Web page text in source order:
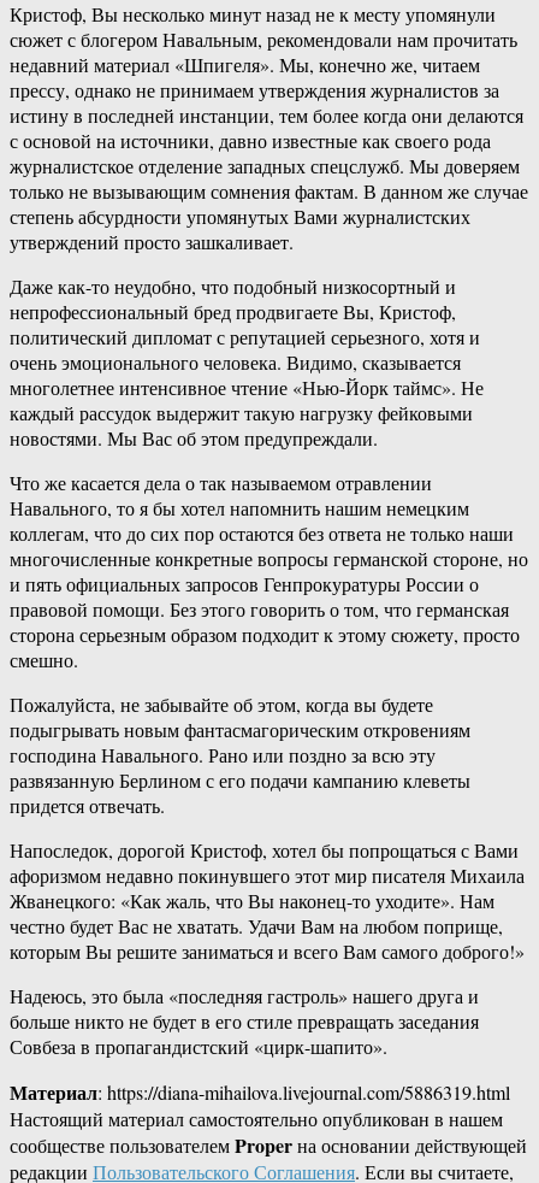
Кристоф, Вы несколько минут назад не к месту упомянули
сюжет с блогером Навальным, рекомендовали нам прочитать
недавний материал «Шпигеля». Мы, конечно же, читаем
прессу, однако не принимаем утверждения журналистов за
истину в последней инстанции, тем более когда они делаются
с основой на источники, давно известные как своего рода
журналистское отделение западных спецслужб. Мы доверяем
только не вызывающим сомнения фактам. В данном же случае
степень абсурдности упомянутых Вами журналистских
утверждений просто зашкаливает.
Даже как-то неудобно, что подобный низкосортный и
непрофессиональный бред продвигаете Вы, Кристоф,
политический дипломат с репутацией серьезного, хотя и
очень эмоционального человека. Видимо, сказывается
многолетнее интенсивное чтение «Нью-Йорк таймс». Не
каждый рассудок выдержит такую нагрузку фейковыми
новостями. Мы Вас об этом предупреждали.
Что же касается дела о так называемом отравлении
Навального, то я бы хотел напомнить нашим немецким
коллегам, что до сих пор остаются без ответа не только наши
многочисленные конкретные вопросы германской стороне, но
и пять официальных запросов Генпрокуратуры России о
правовой помощи. Без этого говорить о том, что германская
сторона серьезным образом подходит к этому сюжету, просто
смешно.
Пожалуйста, не забывайте об этом, когда вы будете
подыгрывать новым фантасмагорическим откровениям
господина Навального. Рано или поздно за всю эту
развязанную Берлином с его подачи кампанию клеветы
придется отвечать.
Напоследок, дорогой Кристоф, хотел бы попрощаться с Вами
афоризмом недавно покинувшего этот мир писателя Михаила
Жванецкого: «Как жаль, что Вы наконец-то уходите». Нам
честно будет Вас не хватать. Удачи Вам на любом поприще,
которым Вы решите заниматься и всего Вам самого доброго!»
Надеюсь, это была «последняя гастроль» нашего друга и
больше никто не будет в его стиле превращать заседания
Совбеза в пропагандистский «цирк-шапито».
Материал: https://diana-mihailova.livejournal.com/5886319.html
Настоящий материал самостоятельно опубликован в нашем
сообществе пользователемProperна основании действующей
редакции Пользовательского Соглашения. Если вы считаете,